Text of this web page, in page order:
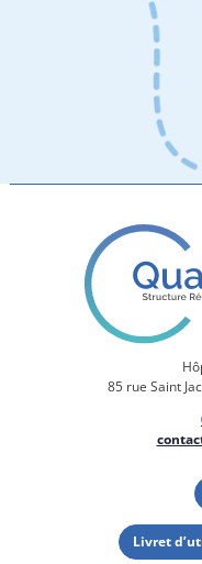
85 rue Saint
Livret